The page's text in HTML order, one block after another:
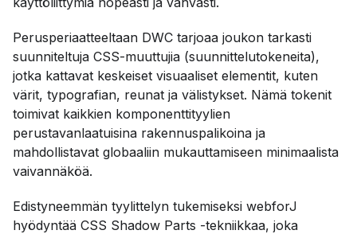
Perusperiaatteeltaan DWC tarjoaa joukon tarkasti
suunniteltuja CSS-muuttujia (suunnittelutokeneita),
jotka kattavat keskeiset visuaaliset elementit, kuten
värit, typografian, reunat ja välistykset. Nämä tokenit
toimivat kaikkien komponenttityylien
perustavanlaatuisina rakennuspalikoina ja
mahdollistavat globaaliin mukauttamiseen minimaalista
vaivannäköä.
Edistyneemmän tyylittelyn tukemiseksi webforJ
hyödyntää CSS Shadow Parts -tekniikkaa, joka